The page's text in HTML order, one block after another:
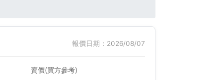
報價日期：2026/08/07
賣價(買方參考)